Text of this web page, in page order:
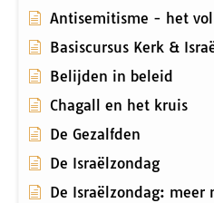
Antisemitisme - het
Basiscursus Kerk &
Belijden in beleid
Chagall en het kruis
De Gezalfden
De Israëlzondag
De Israëlzondag: meer